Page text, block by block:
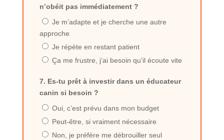
n’obéit pas immédiatement ?
Je m’adapte et je cherche une autre
approche
Je répète en restant patient
Ça me frustre, j’ai besoin qu’il écoute vite
7. Es-tu prêt à investir dans un éducateur
canin si besoin ?
Oui, c’est prévu dans mon budget
Peut-être, si vraiment nécessaire
Non, je préfère me débrouiller seul